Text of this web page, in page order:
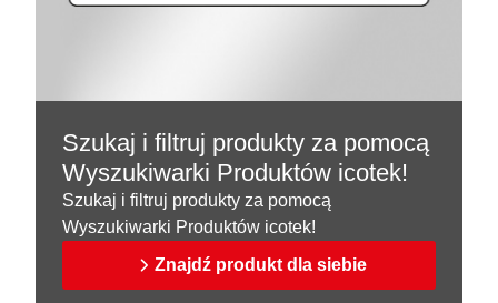
Szukaj i filtruj produkty za pomocą
Wyszukiwarki Produktów icotek!
Szukaj i filtruj produkty za pomocą
Wyszukiwarki Produktów icotek!
Znajdź produkt dla siebie